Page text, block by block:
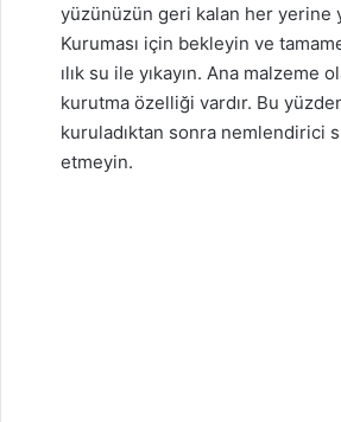
yüzünüzün geri kalan her yerine
Kuruması için bekleyin ve
ılık su ile yıkayın. Ana malzeme
kurutma özelliği vardır. Bu
kuruladıktan sonra nemlendirici
etmeyin.